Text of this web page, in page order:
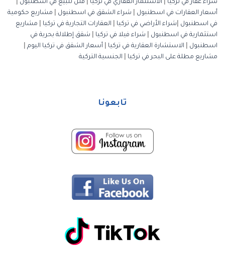
شراء عقار في تركيا الاستثمار العقاري في تركيا فلل للبيع في اسطنبول
أسعار العقارات في اسطنبول
شراء الشقق في اسطنبول
مشاريع حكومية
في اسطنبول
شراء الأراضي في تركيا العقارات التجارية في تركيا
مشاريع
استثمارية في اسطنبول
شراء فيلا في تركيا
شقق إطلالة بحرية في
اسطنبول
الاستشارة العقارية في تركيا أسعار الشقق في تركيا اليوم
مشاريع مطلة على البحر في تركيا
الجنسية التركية
تابعونا